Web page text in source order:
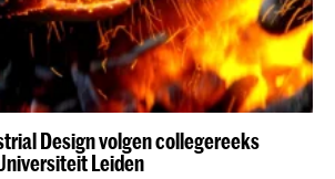
Design volgen collegereeks
Leiden